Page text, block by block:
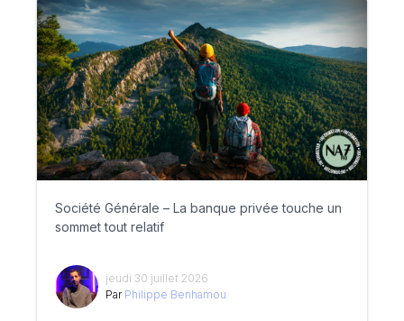
Société Générale – La banque privée touche un
sommet tout relatif
jeudi 30 juillet 2026
Par Philippe Benhamou